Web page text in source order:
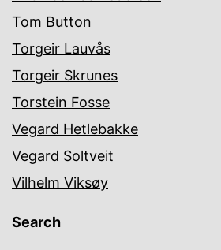
Tom Button
Torgeir Lauvås
Torgeir Skrunes
Torstein Fosse
Vegard Hetlebakke
Vegard Soltveit
Vilhelm Viksøy
Search